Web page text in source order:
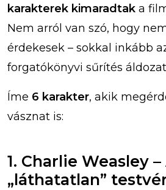
karakterek kimaradtak a
Nem arról van szó, hogy
érdekesek – sokkal inkább
forgatókönyvi sűrítés
Íme 6 karakter, akik
vásznat is:
1. Charlie Weasley –
„láthatatlan”